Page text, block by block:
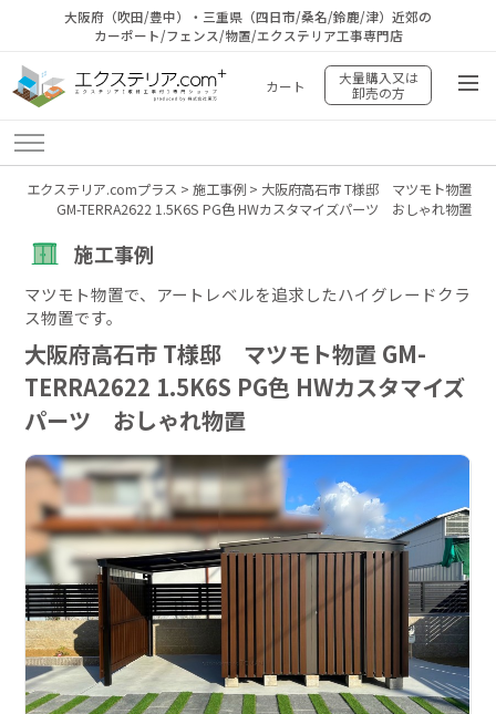
大阪府（吹田/豊中）・三重県（四日市/桑名/鈴鹿/津）近郊の
カーポート/フェンス/物置/エクステリア工事専門店
カート
大量購入又は
卸売の方
エクステリア.comプラス > 施工事例> 大阪府高石市 T様邸 マツモト物置
GM-TERRA2622 1.5K6S PG色 HWカスタマイズパーツ おしゃれ物置
施工事例
マツモト物置で、アートレベルを追求したハイグレードクラ
ス物置です。
大阪府高石市 T様邸 マツモト物置 GM-
TERRA2622 1.5K6S PG色 HWカスタマイズ
パーツ おしゃれ物置